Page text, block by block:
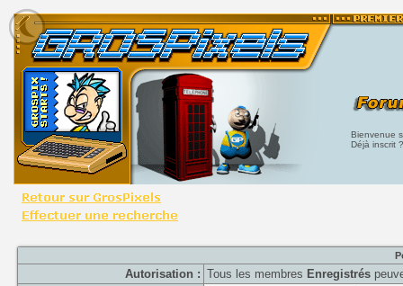
Bienvenue
Déjà inscrit
Autorisation : Tous les membres Enregistrés